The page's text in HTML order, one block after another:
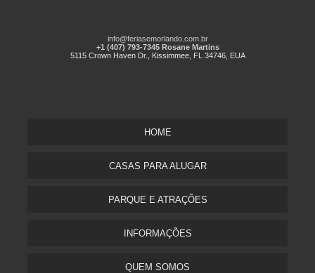
info@feriasemorlando.com.br
+1 (407) 793-7345 Rosane Martins
5115 Crown Haven Dr., Kissimmee, FL 34746, EUA
HOME
CASAS PARA ALUGAR
PARQUE E ATRAÇÕES
INFORMAÇÕES
QUEM SOMOS